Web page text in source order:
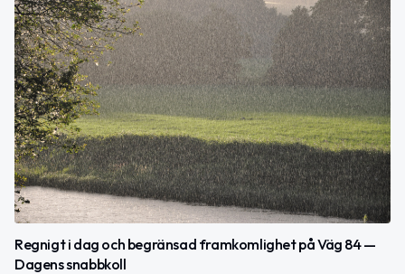
Regnigt i dag och begränsad framkomlighet på Väg 84 —
Dagens snabbkoll